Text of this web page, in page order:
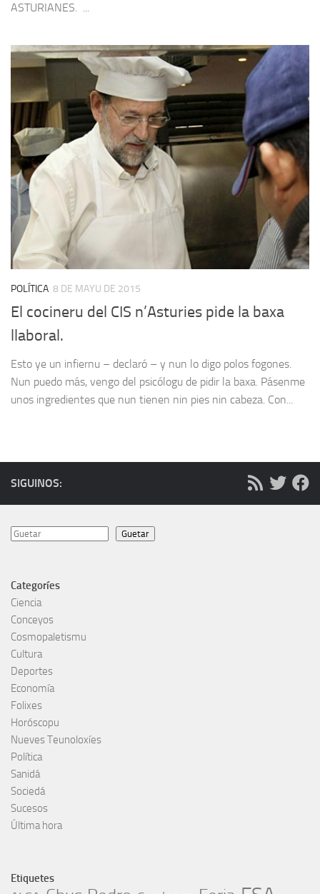
ASTURIANES. ...
POLÍTICA 8 DE MAYU DE 2015
El cocineru del CIS n’Asturies pide la baxa
llaboral.
Esto ye un infiernu – declaró – y nun lo digo polos fogones.
Nun puedo más, vengo del psicólogu de pidir la baxa. Pásenme
unos ingredientes que nun tienen nin pies nin cabeza. Con...
SIGUINOS:
Guetar Guetar
Categoríes
Ciencia
Conceyos
Cosmopaletismu
Cultura
Deportes
Economía
Folixes
Horóscopu
Nueves Teunoloxíes
Política
Sanidá
Sociedá
Sucesos
Última hora
Etiquetes